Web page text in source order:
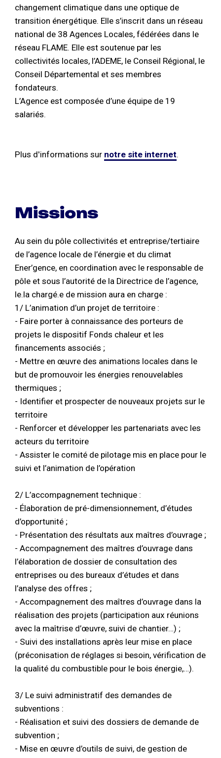
changement climatique dans une optique de
transition énergétique. Elle s’inscrit dans un réseau
national de 38 Agences Locales, fédérées dans le
réseau FLAME. Elle est soutenue par les
collectivités locales, l’ADEME, le Conseil Régional, le
Conseil Départemental et ses membres
fondateurs.
L’Agence est composée d’une équipe de 19
salariés.
Plus d'informations sur notre site internet.
Missions
Au sein du pôle collectivités et entreprise/tertiaire
de l’agence locale de l’énergie et du climat
Ener’gence, en coordination avec le responsable de
pôle et sous l’autorité de la Directrice de l’agence,
le.la chargé.e de mission aura en charge :
1/ L’animation d’un projet de territoire :
- Faire porter à connaissance des porteurs de
projets le dispositif Fonds chaleur et les
financements associés ;
- Mettre en œuvre des animations locales dans le
but de promouvoir les énergies renouvelables
thermiques ;
- Identifier et prospecter de nouveaux projets sur le
territoire
- Renforcer et développer les partenariats avec les
acteurs du territoire
- Assister le comité de pilotage mis en place pour le
suivi et l’animation de l’opération
2/ L’accompagnement technique :
- Élaboration de pré-dimensionnement, d’études
d’opportunité ;
- Présentation des résultats aux maîtres d’ouvrage ;
- Accompagnement des maîtres d’ouvrage dans
l’élaboration de dossier de consultation des
entreprises ou des bureaux d’études et dans
l’analyse des offres ;
- Accompagnement des maîtres d’ouvrage dans la
réalisation des projets (participation aux réunions
avec la maîtrise d’œuvre, suivi de chantier…) ;
- Suivi des installations après leur mise en place
(préconisation de réglages si besoin, vérification de
la qualité du combustible pour le bois énergie,…).
3/ Le suivi administratif des demandes de
subventions :
- Réalisation et suivi des dossiers de demande de
subvention ;
- Mise en œuvre d’outils de suivi, de gestion de